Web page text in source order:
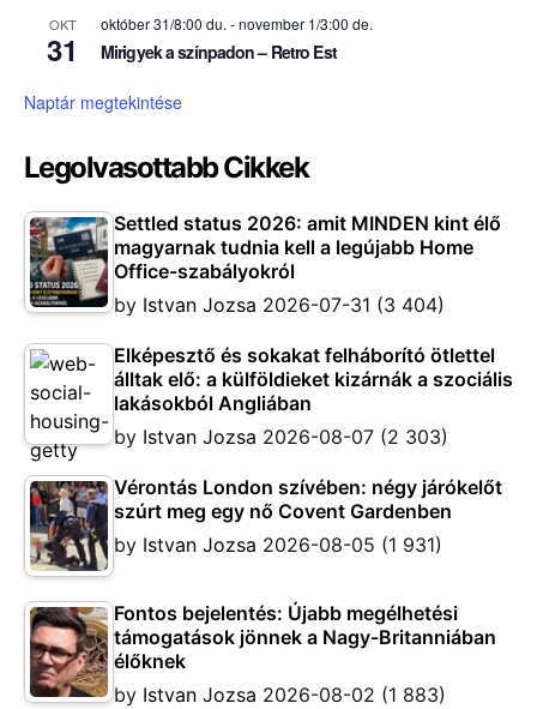
OKT
31
október 31/8:00 du. -november 1/3:00 de.
Mirigyek a színpadon – Retro Est
Naptár megtekintése
Legolvasottabb Cikkek
Settled status 2026: amit MINDEN kint élő
magyarnak tudnia kell a legújabb Home
Office-szabályokról
by Istvan Jozsa 2026-07-31 (3 404)
Elképesztő és sokakat felháborító ötlettel
álltak elő: a külföldieket kizárnák a szociális
lakásokból Angliában
by Istvan Jozsa 2026-08-07 (2 303)
Vérontás London szívében: négy járókelőt
szúrt meg egy nő Covent Gardenben
by Istvan Jozsa 2026-08-05 (1 931)
Fontos bejelentés: Újabb megélhetési
támogatások jönnek a Nagy-Britanniában
élőknek
by Istvan Jozsa 2026-08-02 (1 883)